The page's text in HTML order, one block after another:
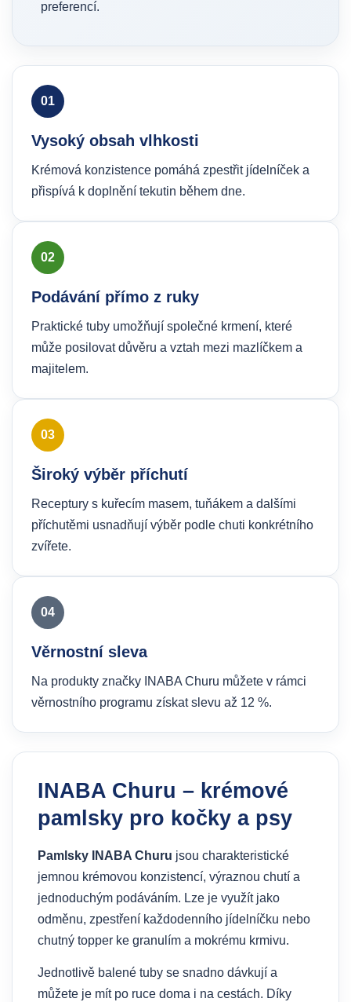
preferencí.
01
Vysoký obsah vlhkosti
Krémová konzistence pomáhá zpestřit jídelníček a
přispívá k doplnění tekutin během dne.
02
Podávání přímo z ruky
Praktické tuby umožňují společné krmení, které
může posilovat důvěru a vztah mezi mazlíčkem a
majitelem.
03
Široký výběr příchutí
Receptury s kuřecím masem, tuňákem a dalšími
příchutěmi usnadňují výběr podle chuti konkrétního
zvířete.
04
Věrnostní sleva
Na produkty značky INABA Churu můžete v rámci
věrnostního programu získat slevu až 12 %.
INABA Churu – krémové
pamlsky pro kočky a psy
Pamlsky INABA Churu jsou charakteristické
jemnou krémovou konzistencí, výraznou chutí a
jednoduchým podáváním. Lze je využít jako
odměnu, zpestření každodenního jídelníčku nebo
chutný topper ke granulím a mokrému krmivu.
Jednotlivě balené tuby se snadno dávkují a
můžete je mít po ruce doma i na cestách. Díky